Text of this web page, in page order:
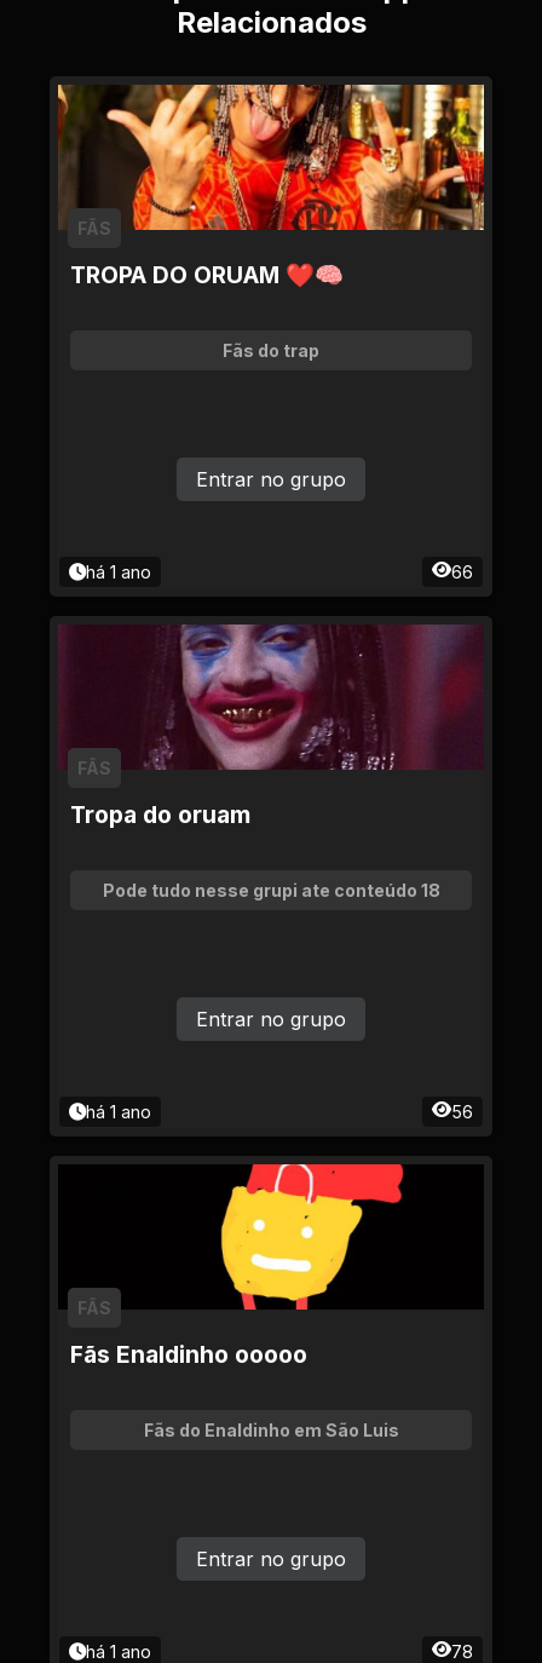
Relacionados
TROPA DO ORUAM ❤🧠
FÃS
Fãs do trap
há 1 ano 66
Entrar no grupo
Tropa do oruam
FÃS
Pode tudo nesse grupi ate conteúdo 18
há 1 ano 56
Entrar no grupo
Fãs Enaldinho ooooo
FÃS
Fãs do Enaldinho em São Luis
há 1 ano 78
Entrar no grupo